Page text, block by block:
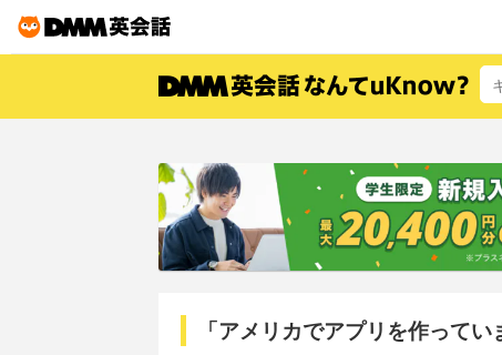
「アメリカでアプリを作って